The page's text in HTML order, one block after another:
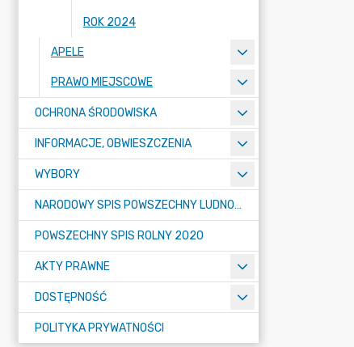
ROK 2024
APELE
PRAWO MIEJSCOWE
OCHRONA ŚRODOWISKA
INFORMACJE, OBWIESZCZENIA
WYBORY
NARODOWY SPIS POWSZECHNY LUDNOŚCI I MIESZKAŃ W 2021
POWSZECHNY SPIS ROLNY 2020
AKTY PRAWNE
DOSTĘPNOŚĆ
POLITYKA PRYWATNOŚCI